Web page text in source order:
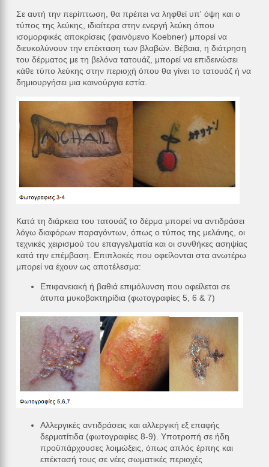
Σε αυτή την περίπτωση, θα πρέπει να ληφθεί υπ' όψη και ο
τύπος της λεύκης, ιδιαίτερα στην ενεργή λεύκη όπου
ισομορφικές αποκρίσεις (φαινόμενο Koebner) μπορεί να
διευκολύνουν την επέκταση των βλαβών. Βέβαια, η διάτρηση
του δέρματος με τη βελόνα τατουάζ, μπορεί να επιδεινώσει
κάθε τύπο λεύκης στην περιοχή όπου θα γίνει το τατουάζ ή να
δημιουργήσει μια καινούργια εστία.
Κατά τη διάρκεια του τατουάζ το δέρμα μπορεί να αντιδράσει
λόγω διαφόρων παραγόντων, όπως ο τύπος της μελάνης, οι
τεχνικές χειρισμού του επαγγελματία και οι συνθήκες ασηψίας
κατά την επέμβαση. Επιπλοκές που οφείλονται στα ανωτέρω
μπορεί να έχουν ως αποτέλεσμα:
Επιφανειακή ή βαθιά επιμόλυνση που οφείλεται σε
άτυπα μυκοβακτηρίδια (φωτογραφίες 5, 6 & 7)
Αλλεργικές αντιδράσεις και αλλεργική εξ επαφής
δερματίτιδα (φωτογραφίες 8-9). Υποτροπή σε ήδη
προϋπάρχουσες λοιμώξεις, όπως απλός έρπης και
επέκτασή τους σε νέες σωματικές περιοχές